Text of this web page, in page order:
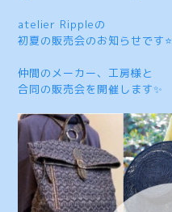
atelier Rippleの
初夏の販売会のお知らせです⭐
仲間のメーカー、工房様と
合同の販売会を開催します✨